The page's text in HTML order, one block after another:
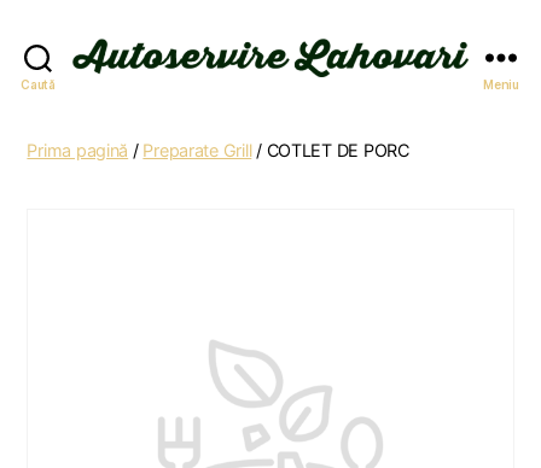
Caută Meniu
Prima pagină / Preparate Grill/ COTLET DE PORC